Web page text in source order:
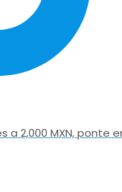
2,000 MXN, ponte